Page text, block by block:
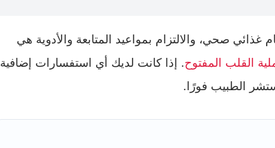
غذائي صحي، والالتزام بمواعيد المتابعة والأدوية هي
القلب المفتوح. إذا كانت لديك أي استفسارات إضافية
الطبيب فورًا.